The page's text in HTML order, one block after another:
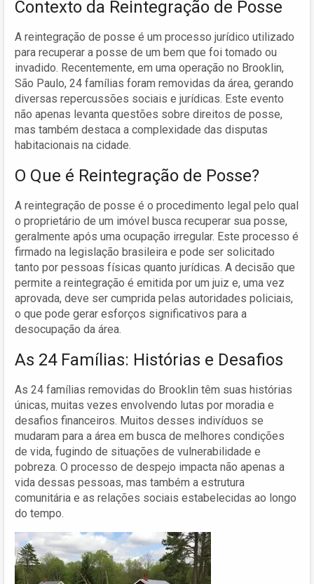
Contexto da Reintegração de Posse
A reintegração de posse é um processo jurídico utilizado
para recuperar a posse de um bem que foi tomado ou
invadido. Recentemente, em uma operação no Brooklin,
São Paulo, 24 famílias foram removidas da área, gerando
diversas repercussões sociais e jurídicas. Este evento
não apenas levanta questões sobre direitos de posse,
mas também destaca a complexidade das disputas
habitacionais na cidade.
O Que é Reintegração de Posse?
A reintegração de posse é o procedimento legal pelo qual
o proprietário de um imóvel busca recuperar sua posse,
geralmente após uma ocupação irregular. Este processo é
firmado na legislação brasileira e pode ser solicitado
tanto por pessoas físicas quanto jurídicas. A decisão que
permite a reintegração é emitida por um juiz e, uma vez
aprovada, deve ser cumprida pelas autoridades policiais,
o que pode gerar esforços significativos para a
desocupação da área.
As 24 Famílias: Histórias e Desafios
As 24 famílias removidas do Brooklin têm suas histórias
únicas, muitas vezes envolvendo lutas por moradia e
desafios financeiros. Muitos desses indivíduos se
mudaram para a área em busca de melhores condições
de vida, fugindo de situações de vulnerabilidade e
pobreza. O processo de despejo impacta não apenas a
vida dessas pessoas, mas também a estrutura
comunitária e as relações sociais estabelecidas ao longo
do tempo.